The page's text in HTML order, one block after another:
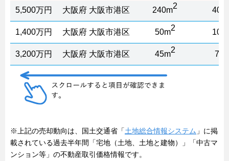
5,500万円 大阪府 大阪市港区 240m2
1,400万円 大阪府 大阪市港区 50m2
3,200万円 大阪府 大阪市港区 45m2
※上記の売却動向は、国土交通省「土地総合情報システム 」に掲
載されている過去半年間「宅地（土地、土地と建物）」「中古マ
ンション等」の不動産取引価格情報です。